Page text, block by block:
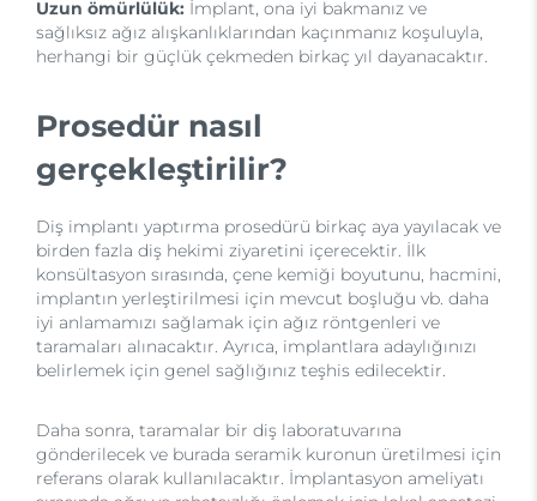
Uzun ömürlülük: İmplant, ona iyi bakmanız ve
sağlıksız ağız alışkanlıklarından kaçınmanız koşuluyla,
herhangi bir güçlük çekmeden birkaç yıl dayanacaktır.
Prosedür nasıl
gerçekleştirilir?
Diş implantı yaptırma prosedürü birkaç aya yayılacak ve
birden fazla diş hekimi ziyaretini içerecektir. İlk
konsültasyon sırasında, çene kemiği boyutunu, hacmini,
implantın yerleştirilmesi için mevcut boşluğu vb. daha
iyi anlamamızı sağlamak için ağız röntgenleri ve
taramaları alınacaktır. Ayrıca, implantlara adaylığınızı
belirlemek için genel sağlığınız teşhis edilecektir.
Daha sonra, taramalar bir diş laboratuvarına
gönderilecek ve burada seramik kuronun üretilmesi için
referans olarak kullanılacaktır. İmplantasyon ameliyatı